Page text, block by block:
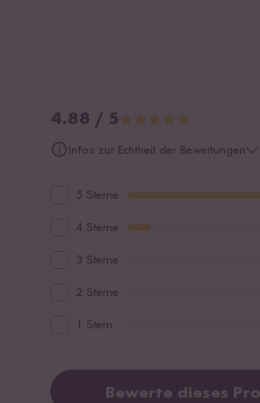
4.88 / 5
Infos zur Echtheit der Bewertungen
5 Sterne
4 Sterne
3 Sterne
2 Sterne
1 Stern
Bewerte dieses